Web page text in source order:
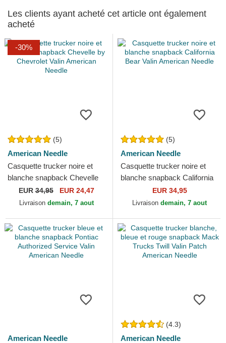
Les clients ayant acheté cet article ont également
acheté
-30%
(5)
American Needle
Casquette trucker noire et
blanche snapback Chevelle
by Chevrolet Valin American
Needle
EUR34,95 EUR 24,47
Livraison demain, 7 aout
(5)
American Needle
Casquette trucker noire et
blanche snapback California
Bear Valin American Needle
EUR 34,95
Livraison demain, 7 aout
American Needle
(4.3)
American Needle